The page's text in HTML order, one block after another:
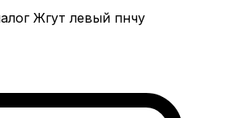
Жгут левый пнчу